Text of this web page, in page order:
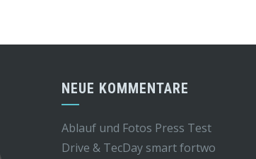
NEUE KOMMENTARE
Ablauf und Fotos Press Test
Drive & TecDay smart fortwo